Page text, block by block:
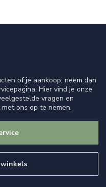
of je aankoop, neem dan
Hier vind je onze
vragen en
ons op te nemen.